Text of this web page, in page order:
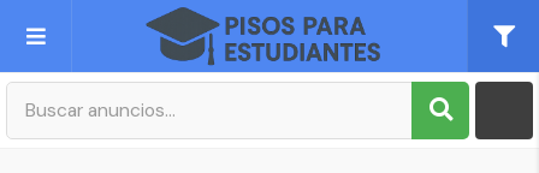
Publica tu Anuncio